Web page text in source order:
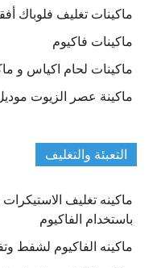
ماكينات تغليف فلوباك
ماكينات فاكيوم
ماكينات لحام اكياس و
ماكينة عصر الزيوت موديل 811 ماركة المهندس
التعبئة والتغليف
ماكينه تغليف الاستيكرات
باستخدام الفاكيوم
ماكينه الفاكيوم لشفط